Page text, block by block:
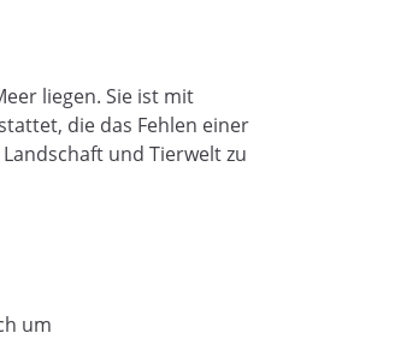
liegen. Sie ist mit
die das Fehlen einer
und Tierwelt zu
um